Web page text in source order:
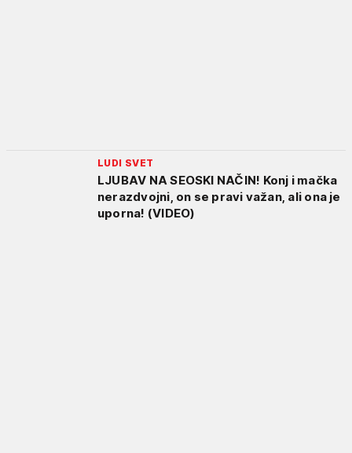
LUDI SVET
LJUBAV NA SEOSKI NAČIN! Konj i mačka
nerazdvojni, on se pravi važan, ali ona je
uporna! (VIDEO)